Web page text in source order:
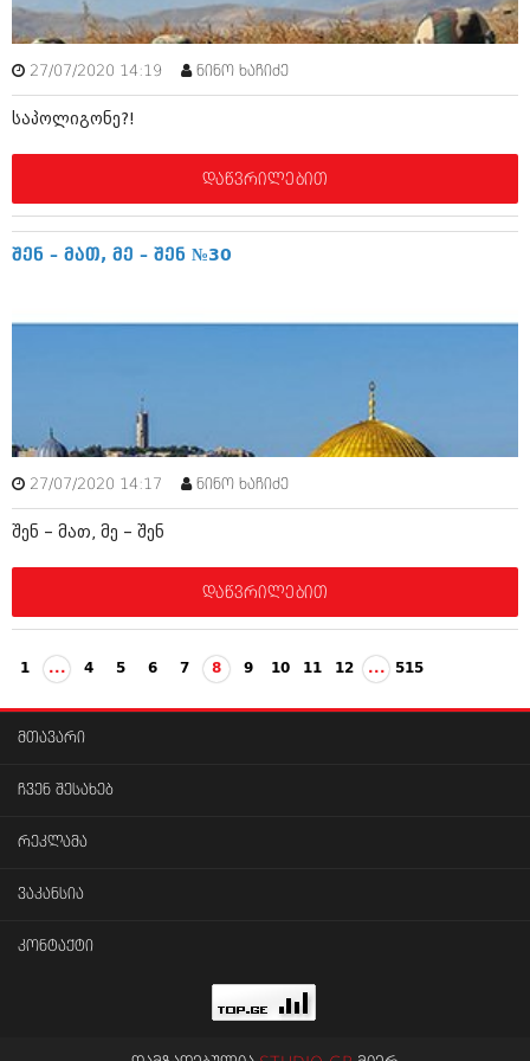
ივნისი 2010 (685)
მაისი 2010 (232)
მარტი 2010 (454)
იანვარი 2010 (422)
დეკემბერი 2009 (510)
ნოემბერი 2009 (308)
აგვისტო 2009 (14)
ივნისი 0212 (2)
ნოემბერი 0201 (1)
27/07/2020 14:19 ნინო ხაჩიძე
საპოლიგონე?!
დაწვრილებით
შენ – მათ, მე – შენ №30
27/07/2020 14:17 ნინო ხაჩიძე
შენ – მათ, მე – შენ
დაწვრილებით
1 ... 4 5 6 7 8 9 10 11 12 ... 515
მთავარი
ჩვენ შესახებ
რეკლამა
ვაკანსია
კონტაქტი